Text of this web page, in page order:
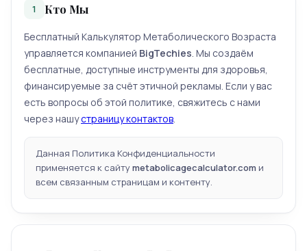
1 Кто Мы
Бесплатный Калькулятор Метаболического Возраста
управляется компанией BigTechies . Мы создаём
бесплатные, доступные инструменты для здоровья,
финансируемые за счёт этичной рекламы. Если у вас
есть вопросы об этой политике, свяжитесь с нами
через нашустраницу контактов
Данная Политика Конфиденциальности
применяется к сайтуmetabolicagecalculator.com и
всем связанным страницам и контенту.